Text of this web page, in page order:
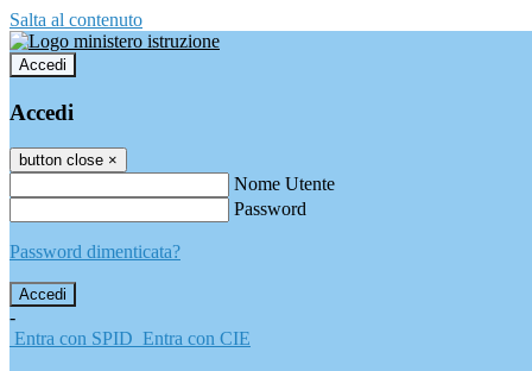
Salta al contenuto
Accedi
Accedi
button close ×
Nome Utente
Password
Password dimenticata?
-
Entra con SPID Entra con CIE